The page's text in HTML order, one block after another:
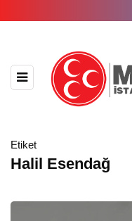
Etiket
Halil Esendağ